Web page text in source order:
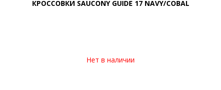
КРОССОВКИ SAUCONY GUIDE 17 NAVY/COBAL
Нет в наличии